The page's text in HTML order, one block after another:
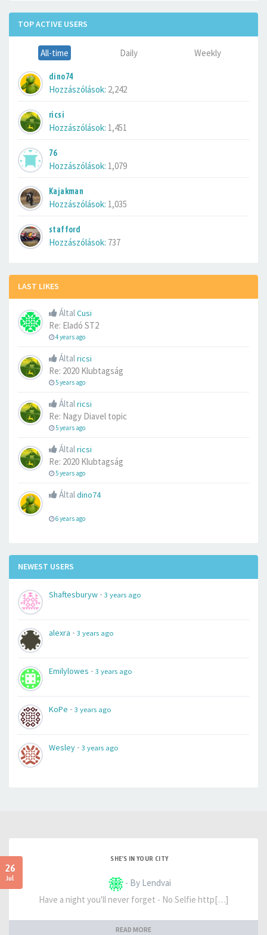
TOP ACTIVE USERS
All-time Daily Weekly
dino74
Hozzászólások: 2,242
ricsi
Hozzászólások: 1,451
76
Hozzászólások: 1,079
Kajakman
Hozzászólások: 1,035
stafford
Hozzászólások: 737
LAST LIKES
ÁltalCusi
Re: Eladó ST2
4 years ago
Általricsi
Re: 2020 Klubtagság
5 years ago
Általricsi
Re: Nagy Diavel topic
5 years ago
Általricsi
Re: 2020 Klubtagság
5 years ago
Általdino74
6 years ago
NEWEST USERS
Shaftesburyw - 3 years ago
alexra - 3 years ago
Emilylowes - 3 years ago
KoPe - 3 years ago
Wesley - 3 years ago
26
Jul
SHE'S IN YOUR CITY
- By Lendvai
Have a night you'll never forget - No Selfie http[…]
READ MORE